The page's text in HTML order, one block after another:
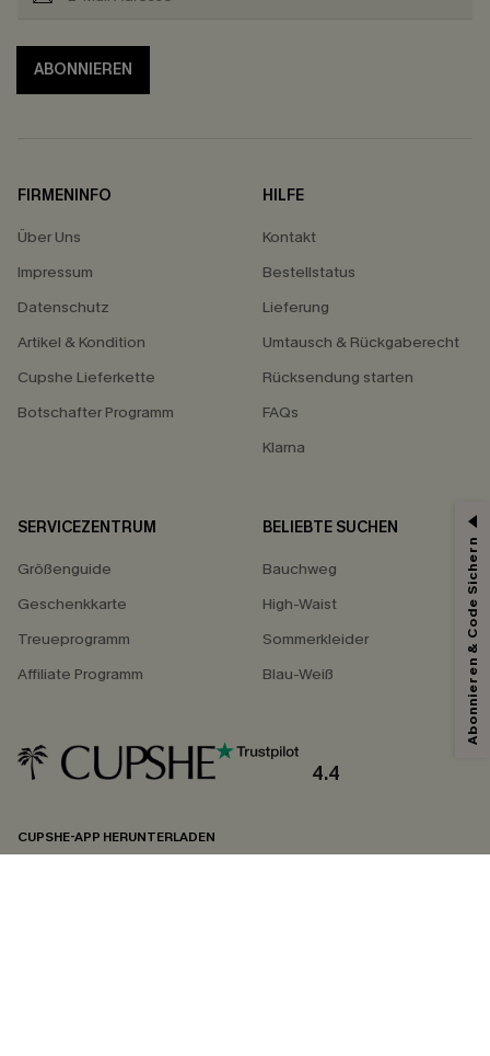
ABONNIEREN
FIRMENINFO
Über Uns
Impressum
Datenschutz
Artikel & Kondition
Cupshe Lieferkette
Botschafter Programm
HILFE
Kontakt
Bestellstatus
Lieferung
Umtausch & Rückgaberecht
Rücksendung starten
FAQs
Klarna
SERVICEZENTRUM
Größenguide
Geschenkkarte
Treueprogramm
Affiliate Programm
BELIEBTE SUCHEN
Bauchweg
High-Waist
Sommerkleider
Blau-Weiß
4.4
CUPSHE-APP HERUNTERLADEN
Abonnieren & Code Sichern